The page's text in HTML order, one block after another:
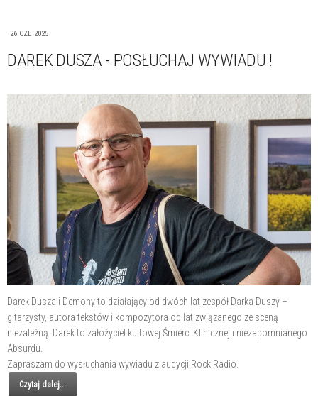
26 CZE 2025
DAREK DUSZA - POSŁUCHAJ WYWIADU !
Darek Dusza i Demony to działający od dwóch lat zespół Darka Duszy –
gitarzysty, autora tekstów i kompozytora od lat związanego ze sceną
niezależną. Darek to założyciel kultowej Śmierci Klinicznej i niezapomnianego
Absurdu.
Zapraszam do wysłuchania wywiadu z audycji Rock Radio.
Czytaj dalej...